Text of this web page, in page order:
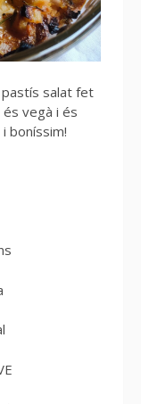
pastís salat fet
vegà i és
boníssim!